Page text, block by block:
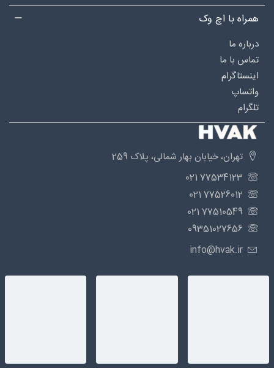
همراه با اچ وک
درباره‌ ما
تماس با ما
اینستاگرام
واتساپ
تلگرام
تهران، خیابان بهار شمالی، پلاک 259
77534123 021
77526012 021
77510549 021
09351027656
info@hvak.ir